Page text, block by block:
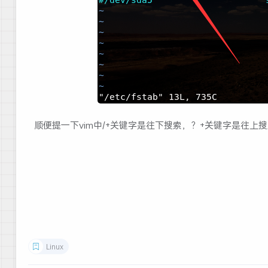
顺便提一下vim中/+关键字是往下搜索，？+关键字是往上
Linux